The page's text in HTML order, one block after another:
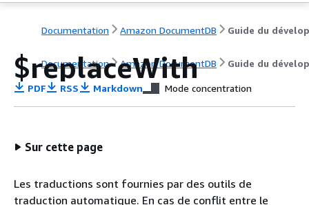
Documentation Amazon DocumentDB
Documentation Amazon DocumentDB Guide du
$replaceWith
PDF RSS Markdown Mode concentration
Sur cette page
Les traductions sont fournies par des outils de
traduction automatique. En cas de conflit entre le